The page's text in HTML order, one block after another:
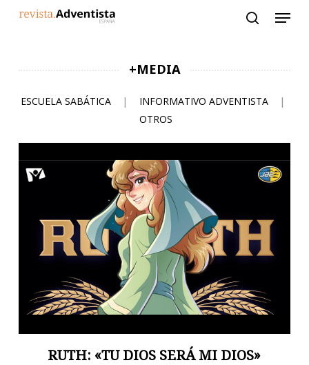
+MEDIA
ESCUELA SABÁTICA | INFORMATIVO ADVENTISTA
|
OTROS
RUTH: «TU DIOS SERÁ MI DIOS»